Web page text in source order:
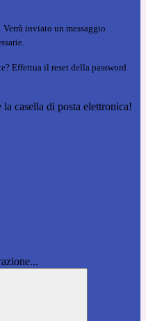
Verrà inviato un messaggio
Effettua il reset della password
casella di posta elettronica!